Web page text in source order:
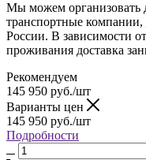
Мы можем организовать
транспортные
России. В зависимости
проживания доставка
Рекомендуем
145 950 руб./шт
Варианты цен
145 950 руб./шт
Подробности